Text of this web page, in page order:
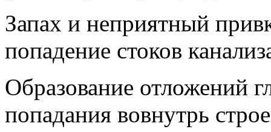
Запах и неприятный
попадение стоков
Образование отложений
попадания вовнутрь